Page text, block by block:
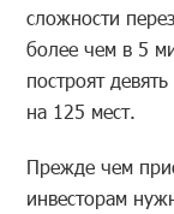
сложности
более чем в 5
построят
на 125 мест.
Прежде чем
инвесторам